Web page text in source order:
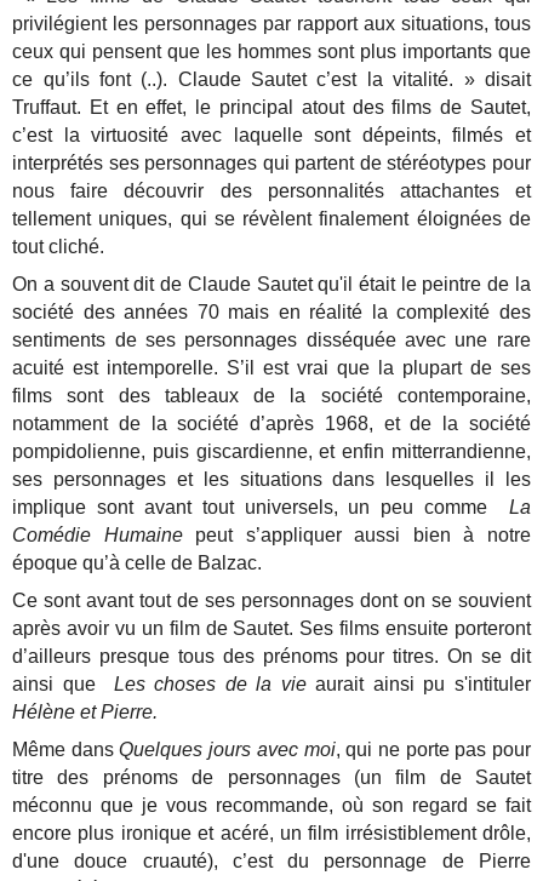
privilégient les personnages par rapport aux situations, tous
ceux qui pensent que les hommes sont plus importants que
ce qu’ils font (..). Claude Sautet c’est la vitalité. » disait
Truffaut. Et en effet, le principal atout des films de Sautet,
c’est la virtuosité avec laquelle sont dépeints, filmés et
interprétés ses personnages qui partent de stéréotypes pour
nous faire découvrir des personnalités attachantes et
tellement uniques, qui se révèlent finalement éloignées de
tout cliché.
On a souvent dit de Claude Sautet qu'il était le peintre de la
société des années 70 mais en réalité la complexité des
sentiments de ses personnages disséquée avec une rare
acuité est intemporelle. S’il est vrai que la plupart de ses
films sont des tableaux de la société contemporaine,
notamment de la société d’après 1968, et de la société
pompidolienne, puis giscardienne, et enfin mitterrandienne,
ses personnages et les situations dans lesquelles il les
implique sont avant tout universels, un peu comme La
Comédie Humaine peut s’appliquer aussi bien à notre
époque qu’à celle de Balzac.
Ce sont avant tout de ses personnages dont on se souvient
après avoir vu un film de Sautet. Ses films ensuite porteront
d’ailleurs presque tous des prénoms pour titres. On se dit
ainsi que Les choses de la vieaurait ainsi pu s'intituler
Hélène et Pierre.
Même dansQuelques jours avec moi, qui ne porte pas pour
titre des prénoms de personnages (un film de Sautet
méconnu que je vous recommande, où son regard se fait
encore plus ironique et acéré, un film irrésistiblement drôle,
d'une douce cruauté), c’est du personnage de Pierre